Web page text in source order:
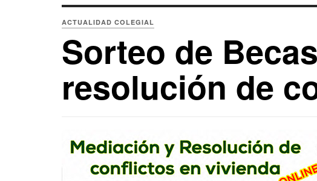
ACTUALIDAD COLEGIAL
Sorteo de
resolución de